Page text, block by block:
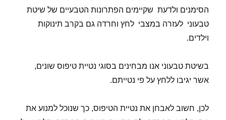
הסימנים ולדעת שקיימים הפתרונות הטבעיים של שיטת
טבעוני לעזרה במצבי לחץ וחרדה גם בקרב תינוקות
וילדים.
בשיטת טבעוני אנו מבחינים בסוגי נטיית טיפוס שונים,
אשר יגיבו ללחץ על פי נטייתם.
לכן, חשוב לאבחן את נטיית הטיפוס, כך שנוכל למנוע את